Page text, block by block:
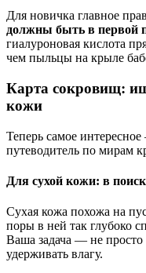
Для новичка главное
должны быть в первой
гиалуроновая кислота
чем пыльцы на крыле
Карта сокровищ:
кожи
Теперь самое
путеводитель по мирам
Для сухой кожи: в
Сухая кожа похожа на
поры в ней так глубоко
Ваша задача — не просто
удерживать влагу.